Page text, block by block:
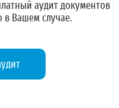
аудит документов
в Вашем случае.